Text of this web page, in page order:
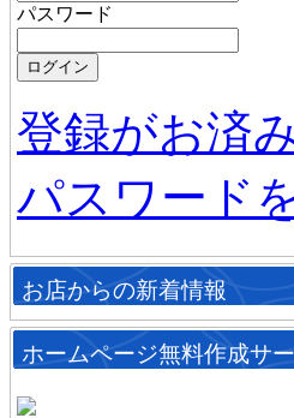
パスワード
登録がお済
パスワード
お店からの新着情報
ホームページ無料作成サ